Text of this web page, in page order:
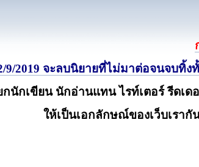
9/2019 จะลบนิยายที่ไม่มาต่อจนจบทิ้ง
กนักเขียน นักอ่านแทน ไรท์เตอร์ รีดเด
ให้เป็นเอกลักษณ์ของเว็บเรากั